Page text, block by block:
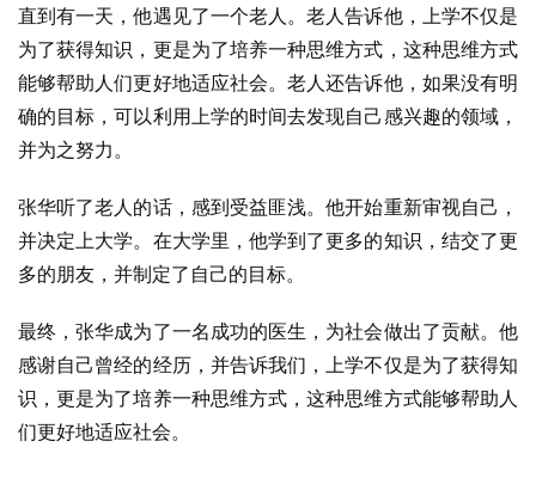
直到有一天，他遇见了一个老人。老人告诉他，上学不仅是
为了获得知识，更是为了培养一种思维方式，这种思维方式
能够帮助人们更好地适应社会。老人还告诉他，如果没有明
确的目标，可以利用上学的时间去发现自己感兴趣的领域，
并为之努力。
张华听了老人的话，感到受益匪浅。他开始重新审视自己，
并决定上大学。在大学里，他学到了更多的知识，结交了更
多的朋友，并制定了自己的目标。
最终，张华成为了一名成功的医生，为社会做出了贡献。他
感谢自己曾经的经历，并告诉我们，上学不仅是为了获得知
识，更是为了培养一种思维方式，这种思维方式能够帮助人
们更好地适应社会。